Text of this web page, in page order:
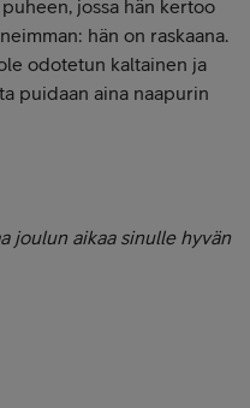
jossa hän kertoo
hän on raskaana.
odotetun kaltainen ja
puidaan aina naapurin
joulun aikaa sinulle hyvän